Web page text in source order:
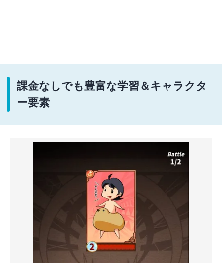
課金なしでも豊富な学習＆キャラクタ
ー要素